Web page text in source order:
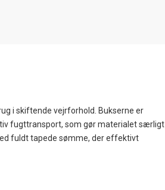
i skiftende vejrforhold. Bukserne er
fugttransport, som gør materialet særligt
fuldt tapede sømme, der effektivt